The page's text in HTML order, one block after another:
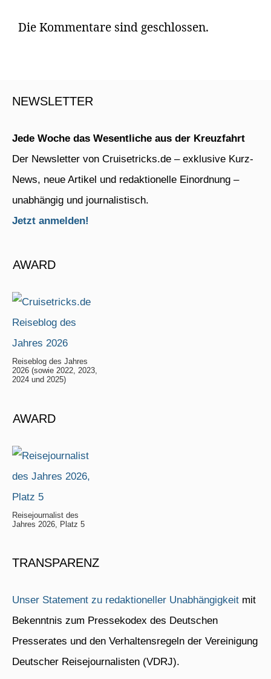
Die Kommentare sind geschlossen.
NEWSLETTER
Jede Woche das Wesentliche aus der Kreuzfahrt
Der Newsletter von Cruisetricks.de – exklusive Kurz-
News, neue Artikel und redaktionelle Einordnung –
unabhängig und journalistisch.
Jetzt anmelden!
AWARD
Reiseblog des Jahres
2026 (sowie 2022, 2023,
2024 und 2025)
AWARD
Reisejournalist des
Jahres 2026, Platz 5
TRANSPARENZ
Unser Statement zu redaktioneller Unabhängigkeit mit
Bekenntnis zum Pressekodex des Deutschen
Presserates und den Verhaltensregeln der Vereinigung
Deutscher Reisejournalisten (VDRJ).